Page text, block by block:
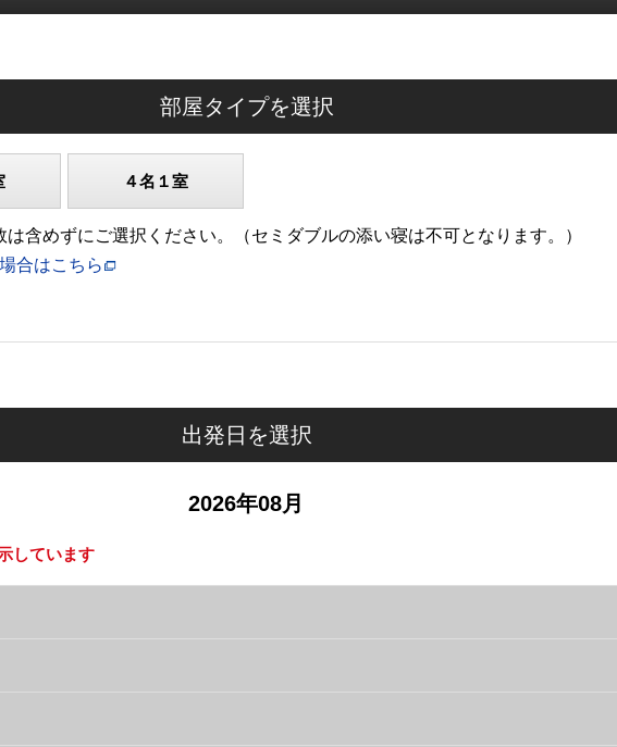
部屋タイプを選択
４名１室
含めずにご選択ください。（セミダブルの添い寝は不可となります。）
合はこちら
出発日を選択
2026年08月
しています